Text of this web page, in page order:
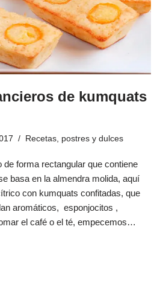
de kumquats
Recetas, postres y dulces
forma rectangular que contiene
basa en la almendra molida, aquí
con kumquats confitadas, que
aromáticos, esponjocitos ,
el café o el té, empecemos…